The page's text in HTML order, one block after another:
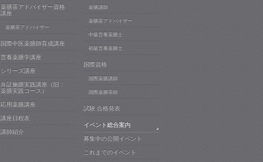
薬膳茶アドバイザー資格
講座
薬膳茶アドバイザー
国際中医薬膳師育成講座
営養薬膳学講座
シリーズ講座
弁証施膳実践講座（旧：
薬膳実践コース）
応用薬膳講座
講座日程表
講師紹介
薬膳講師
薬膳茶アドバイザー
中級営養薬膳士
初級営養薬膳士
国際資格
国際薬膳講師
国際薬膳茶師
試験 合格発表
イベント総合案内
募集中の公開イベント
これまでのイベント